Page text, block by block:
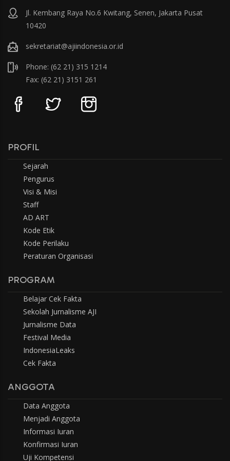
Jl. Kembang Raya No.6 Kwitang, Senen, Jakarta Pusat
10420
sekretariat@ajiindonesia.or.id
Phone: (62 21) 315 1214
Fax: (62 21) 3151 261
PROFIL
Sejarah
Pengurus
Visi & Misi
Staff
AD ART
Kode Etik
Kode Perilaku
Peraturan Organisasi
PROGRAM
Belajar Cek Fakta
Sekolah Jurnalisme AJI
Jurnalisme Data
Festival Media
IndonesiaLeaks
Cek Fakta
ANGGOTA
Data Anggota
Menjadi Anggota
Informasi Iuran
Konfirmasi Iuran
Uji Kompetensi